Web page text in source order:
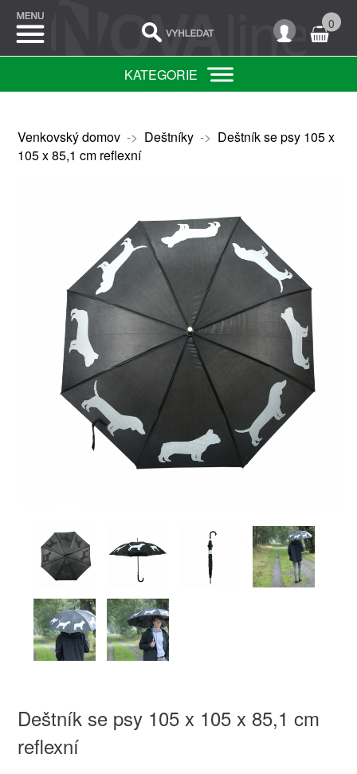
0
KATEGORIE
Venkovský domov-> Deštníky-> Deštník se psy 105 x
105 x 85,1 cm reflexní
Deštník se psy 105 x 105 x 85,1 cm
reflexní